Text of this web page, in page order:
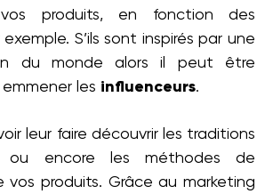
produits, en fonction des
S’ils sont inspirés par une
du monde alors il peut être
les influenceurs.
leur faire découvrir les traditions
encore les méthodes de
vos produits. Grâce au marketing